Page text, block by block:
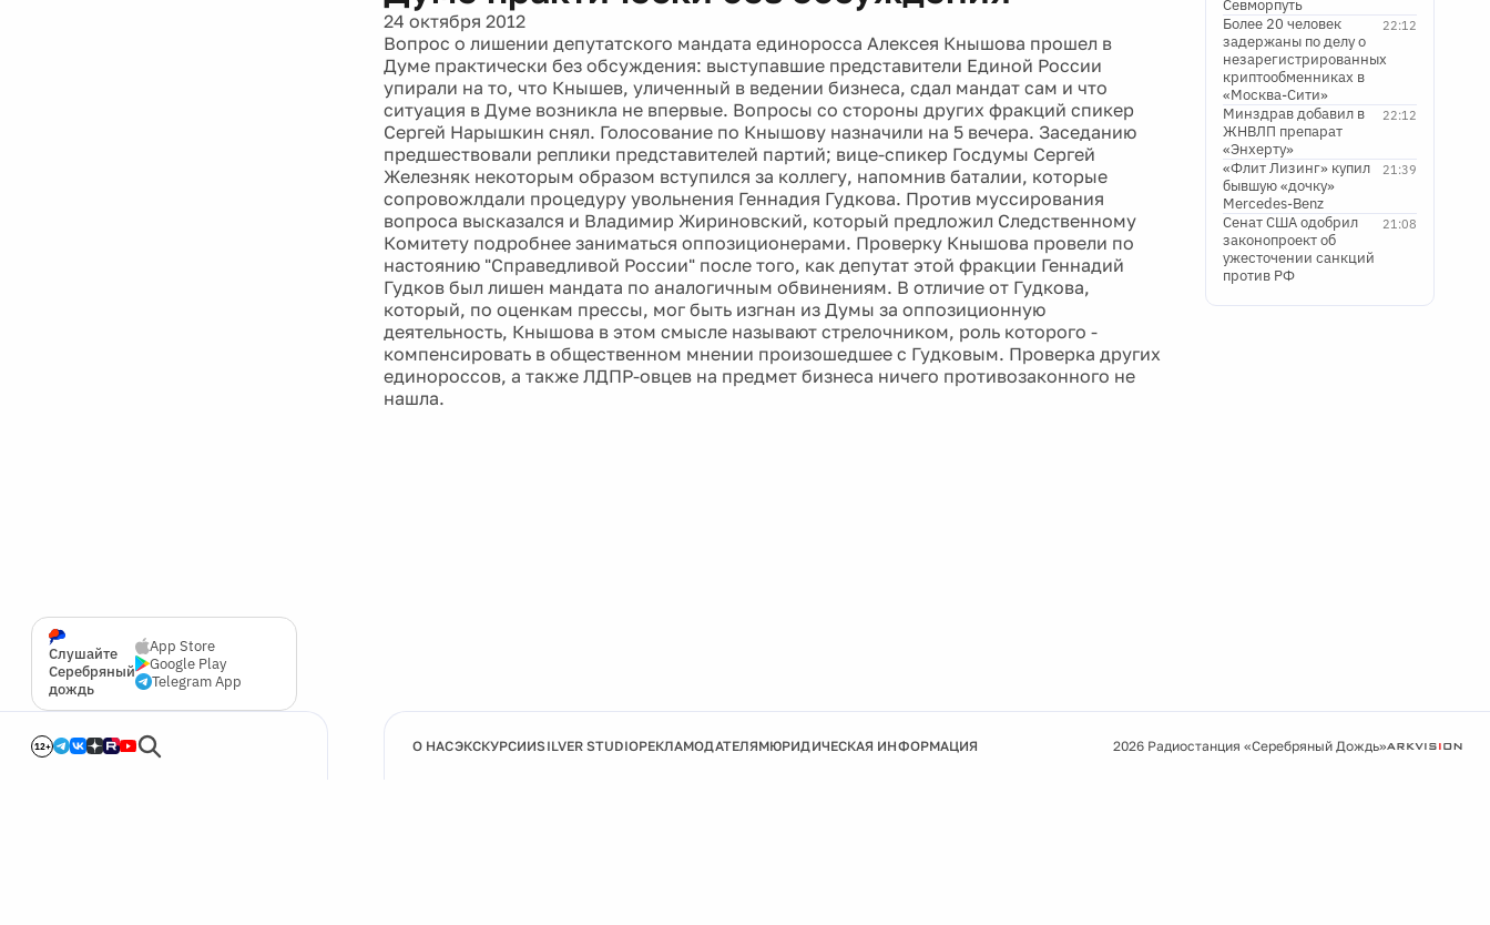
Слушайте
Серебряный
дождь
App Store
Google Play
Telegram App
12+
24 октября 2012
Вопрос о лишении депутатского мандата единоросса Алексея Кнышова прошел в
Думе практически без обсуждения: выступавшие представители Единой России
упирали на то, что Кнышев, уличенный в ведении бизнеса, сдал мандат сам и что
ситуация в Думе возникла не впервые. Вопросы со стороны других фракций спикер
Сергей Нарышкин снял. Голосование по Кнышову назначили на 5 вечера. Заседанию
предшествовали реплики представителей партий; вице-спикер Госдумы Сергей
Железняк некоторым образом вступился за коллегу, напомнив баталии, которые
сопровожлдали процедуру увольнения Геннадия Гудкова. Против муссирования
вопроса высказался и Владимир Жириновский, который предложил Следственному
Комитету подробнее заниматься оппозиционерами. Проверку Кнышова провели по
настоянию "Справедливой России" после того, как депутат этой фракции Геннадий
Гудков был лишен мандата по аналогичным обвинениям. В отличие от Гудкова,
который, по оценкам прессы, мог быть изгнан из Думы за оппозиционную
деятельность, Кнышова в этом смысле называют стрелочником, роль которого -
компенсировать в общественном мнении произошедшее с Гудковым. Проверка других
единороссов, а также ЛДПР-овцев на предмет бизнеса ничего противозаконного не
нашла.
Севморпуть
22:12
Более 20 человек
задержаны по делу о
незарегистрированных
криптообменниках в
«Москва-Сити»
22:12
Минздрав добавил в
ЖНВЛП препарат
«Энхерту»
21:39
«Флит Лизинг» купил
бывшую «дочку»
Mercedes-Benz
21:08
Сенат США одобрил
законопроект об
ужесточении санкций
против РФ
О НАСЭКСКУРСИИSILVER STUDIOРЕКЛАМОДАТЕЛЯМЮРИДИЧЕСКАЯ ИНФОРМАЦИЯ 2026 Радиостанция «Серебряный Дождь»